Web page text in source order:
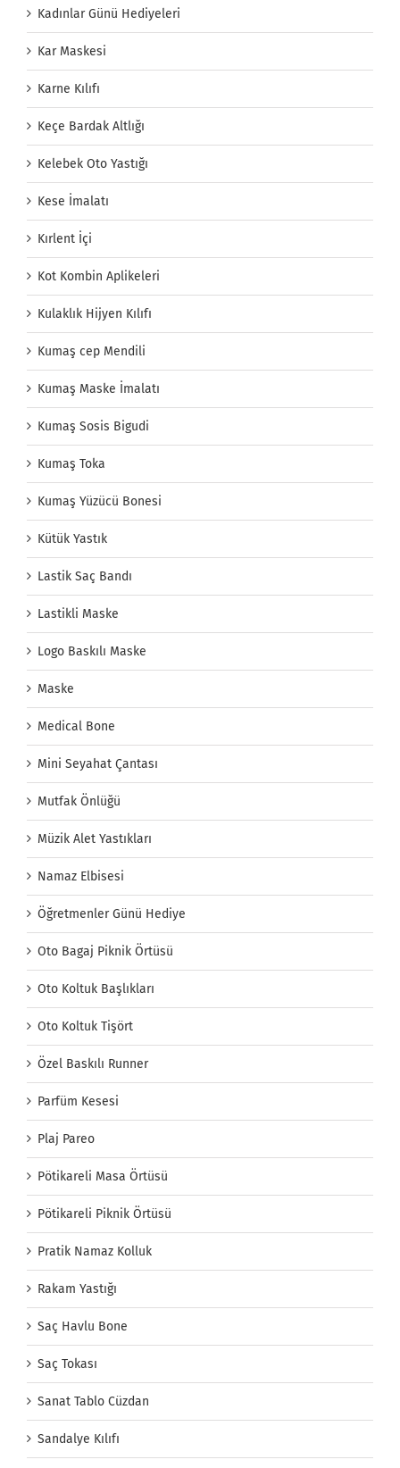
Kadınlar Günü Hediyeleri
Kar Maskesi
Karne Kılıfı
Keçe Bardak Altlığı
Kelebek Oto Yastığı
Kese İmalatı
Kırlent İçi
Kot Kombin Aplikeleri
Kulaklık Hijyen Kılıfı
Kumaş cep Mendili
Kumaş Maske İmalatı
Kumaş Sosis Bigudi
Kumaş Toka
Kumaş Yüzücü Bonesi
Kütük Yastık
Lastik Saç Bandı
Lastikli Maske
Logo Baskılı Maske
Maske
Medical Bone
Mini Seyahat Çantası
Mutfak Önlüğü
Müzik Alet Yastıkları
Namaz Elbisesi
Öğretmenler Günü Hediye
Oto Bagaj Piknik Örtüsü
Oto Koltuk Başlıkları
Oto Koltuk Tişört
Özel Baskılı Runner
Parfüm Kesesi
Plaj Pareo
Pötikareli Masa Örtüsü
Pötikareli Piknik Örtüsü
Pratik Namaz Kolluk
Rakam Yastığı
Saç Havlu Bone
Saç Tokası
Sanat Tablo Cüzdan
Sandalye Kılıfı